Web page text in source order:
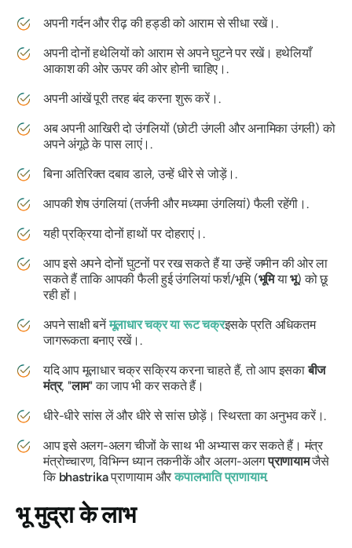
अपनी गर्दन और रीढ़ की हड्डी को आराम से सीधा रखें।.
अपनी दोनों हथेलियों को आराम से अपने घुटने पर रखें। हथेलियाँ
आकाश की ओर ऊपर की ओर होनी चाहिए।.
अपनी आंखें पूरी तरह बंद करना शुरू करें।.
अब अपनी आखिरी दो उंगलियों (छोटी उंगली और अनामिका उंगली) को
अपने अंगूठे के पास लाएं।.
बिना अतिरिक्त दबाव डाले, उन्हें धीरे से जोड़ें।.
आपकी शेष उंगलियां (तर्जनी और मध्यमा उंगलियां) फैली रहेंगी।.
यही प्रक्रिया दोनों हाथों पर दोहराएं।.
आप इसे अपने दोनों घुटनों पर रख सकते हैं या उन्हें जमीन की ओर ला
सकते हैं ताकि आपकी फैली हुई उंगलियां फर्श/भूमि (भूमियाभू) को छू
रही हों।
अपने साक्षी बनेंमूलाधारचक्रयारूटचक्रइसके प्रति अधिकतम
जागरूकता बनाए रखें।.
यदि आपमूलाधार चक्रसक्रिय करना चाहते हैं, तो आप इसकाबीज
मंत्र, "लाम" का जाप भी कर सकते हैं।
धीरे-धीरे सांस लें और धीरे से सांस छोड़ें। स्थिरता का अनुभव करें।.
आप इसे अलग-अलग चीजों के साथ भी अभ्यास कर सकते हैं।मंत्र
मंत्रोच्चारण, विभिन्न ध्यान तकनीकें और अलग-अलगप्राणायामजैसे
कि bhastrikaप्राणायाम औरकपालभातिप्राणायाम.
भू मुद्राके लाभ